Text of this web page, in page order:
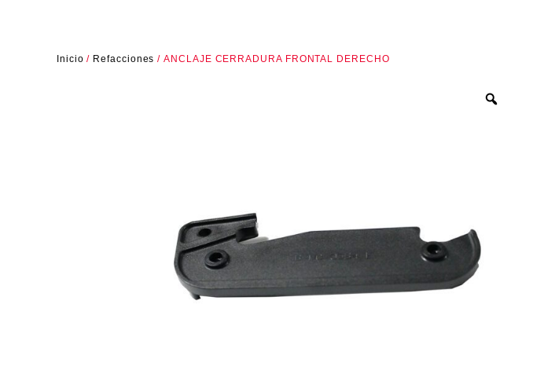
Inicio / Refacciones / ANCLAJE CERRADURA FRONTAL DERECHO